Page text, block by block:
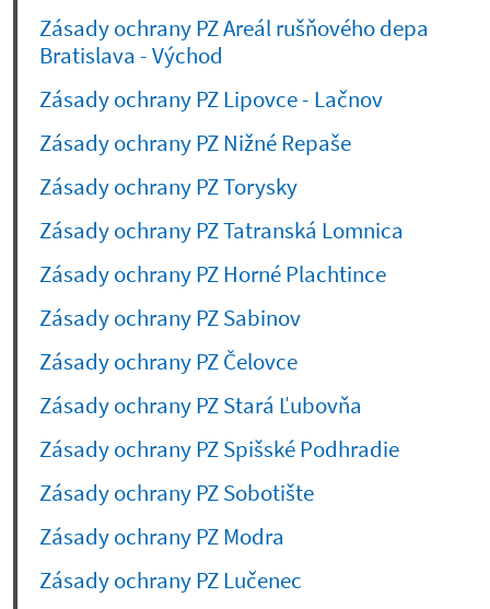
Zásady ochrany PZ Areál rušňového depa
Bratislava - Východ
Zásady ochrany PZ Lipovce - Lačnov
Zásady ochrany PZ Nižné Repaše
Zásady ochrany PZ Torysky
Zásady ochrany PZ Tatranská Lomnica
Zásady ochrany PZ Horné Plachtince
Zásady ochrany PZ Sabinov
Zásady ochrany PZ Čelovce
Zásady ochrany PZ Stará Ľubovňa
Zásady ochrany PZ Spišské Podhradie
Zásady ochrany PZ Sobotište
Zásady ochrany PZ Modra
Zásady ochrany PZ Lučenec